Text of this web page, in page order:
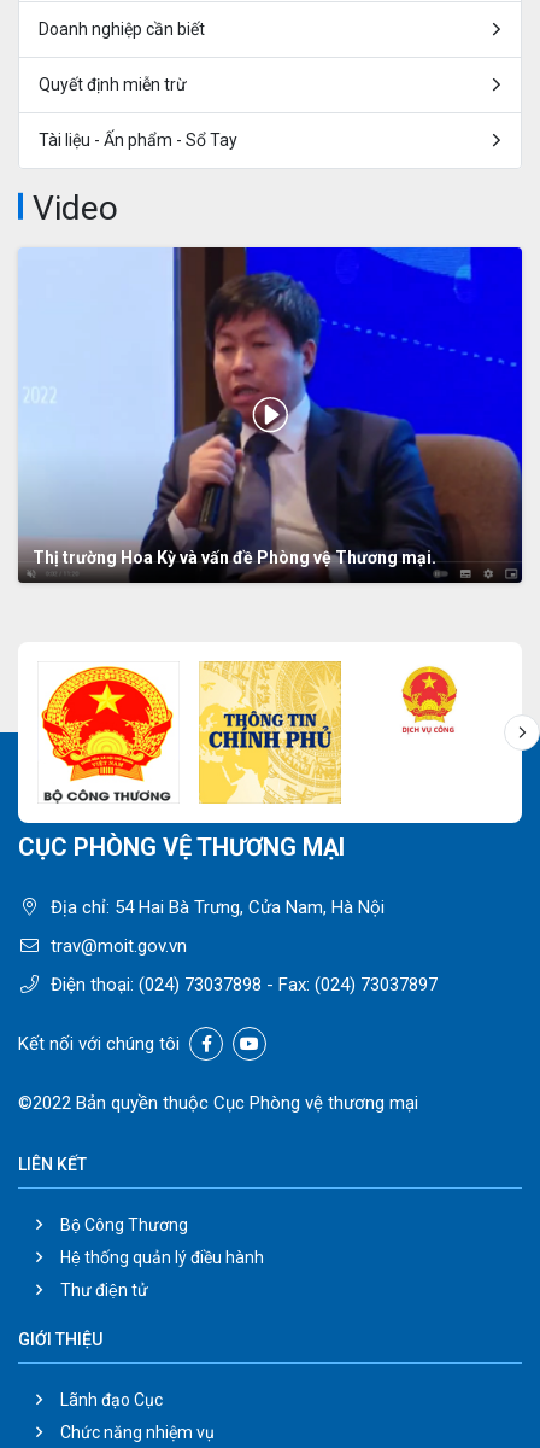
Doanh nghiệp cần biết
Quyết định miễn trừ
Tài liệu - Ấn phẩm - Sổ Tay
Video
Thị trường Hoa Kỳ và vấn đề Phòng vệ Thương mại.
CỤC PHÒNG VỆ THƯƠNG MẠI
Địa chỉ: 54 Hai Bà Trưng, Cửa Nam, Hà Nội
trav@moit.gov.vn
Điện thoại: (024) 73037898 - Fax: (024) 73037897
Kết nối với chúng tôi
©2022 Bản quyền thuộc Cục Phòng vệ thương mại
LIÊN KẾT
Bộ Công Thương
Hệ thống quản lý điều hành
Thư điện tử
GIỚI THIỆU
Lãnh đạo Cục
Chức năng nhiệm vụ